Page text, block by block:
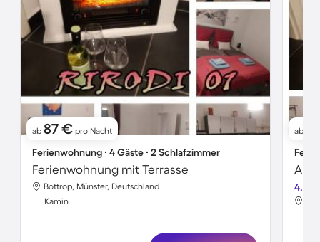
ab 87 € pro Nacht
Ferienwohnung ∙ 4 Gäste ∙ 2 Schlafzimmer
Ferienwohnung mit Terrasse
Bottrop, Münster, Deutschland
Kamin
ab
4.7